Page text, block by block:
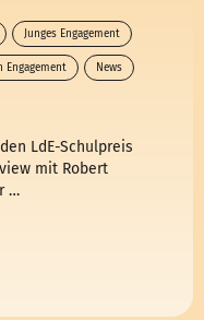
Junges Engagement
Engagement News
LdE-Schulpreis
mit Robert
…